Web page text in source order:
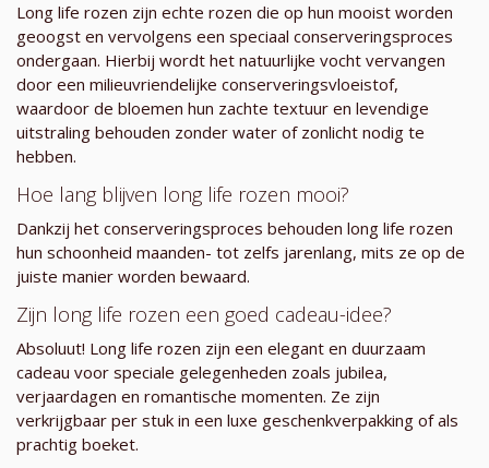
Long life rozen zijn echte rozen die op hun mooist worden
geoogst en vervolgens een speciaal conserveringsproces
ondergaan. Hierbij wordt het natuurlijke vocht vervangen
door een milieuvriendelijke conserveringsvloeistof,
waardoor de bloemen hun zachte textuur en levendige
uitstraling behouden zonder water of zonlicht nodig te
hebben.
Hoe lang blijven long life rozen mooi?
Dankzij het conserveringsproces behouden long life rozen
hun schoonheid maanden- tot zelfs jarenlang, mits ze op de
juiste manier worden bewaard.
Zijn long life rozen een goed cadeau-idee?
Absoluut! Long life rozen zijn een elegant en duurzaam
cadeau voor speciale gelegenheden zoals jubilea,
verjaardagen en romantische momenten. Ze zijn
verkrijgbaar per stuk in een luxe geschenkverpakking of als
prachtig boeket.